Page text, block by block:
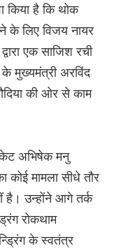
किया है कि थोक
के लिए विजय नायर
एक साजिश रची
मुख्यमंत्री अरविंद
की ओर से काम
अभिषेक मनु
मामला सीधे तौर
है। उन्होंने आगे तर्क
रोकथाम
के स्वतंत्र